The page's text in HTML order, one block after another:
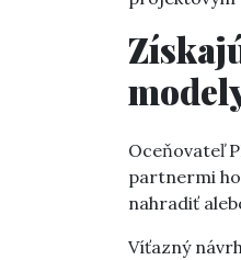
Oceňovateľ
partnermi
nahradiť
Víťazný